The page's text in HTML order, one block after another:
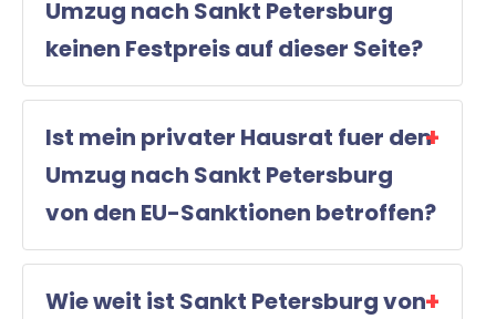
Umzug nach Sankt Petersburg
keinen Festpreis auf dieser Seite?
Ist mein privater Hausrat fuer den
Umzug nach Sankt Petersburg
von den EU-Sanktionen betroffen?
Wie weit ist Sankt Petersburg von